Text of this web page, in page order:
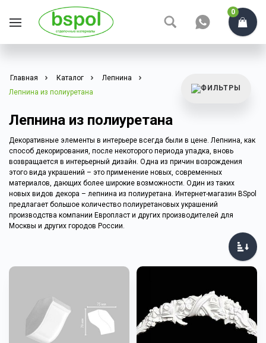
0
Главная Каталог
Лепнина
Лепнина из полиуретана
Лепнина из полиуретана
Декоративные элементы в интерьере всегда были в цене. Лепнина, как
способ декорирования, после некоторого периода упадка, вновь
возвращается в интерьерный дизайн. Одна из причин возрождения
этого вида украшений – это применение новых, современных
материалов, дающих более широкие возможности. Один из таких
новых видов декора – лепнина из полиуретана. Интернет-магазин BSpol
предлагает большое количество полиуретановых украшений
производства компании Европласт и других производителей для
Москвы и других городов России.